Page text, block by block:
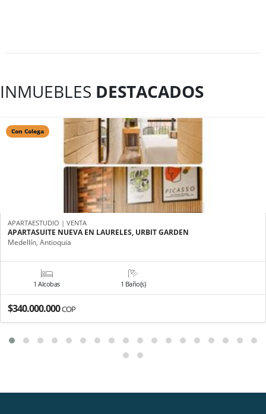
INMUEBLES DESTACADOS
Con Colega
APARTAESTUDIO | VENTA
APARTASUITE NUEVA EN LAURELES, URBIT GARDEN
Medellín, Antioquia
1 Alcobas 1 Baño(s)
$340.000.000COP